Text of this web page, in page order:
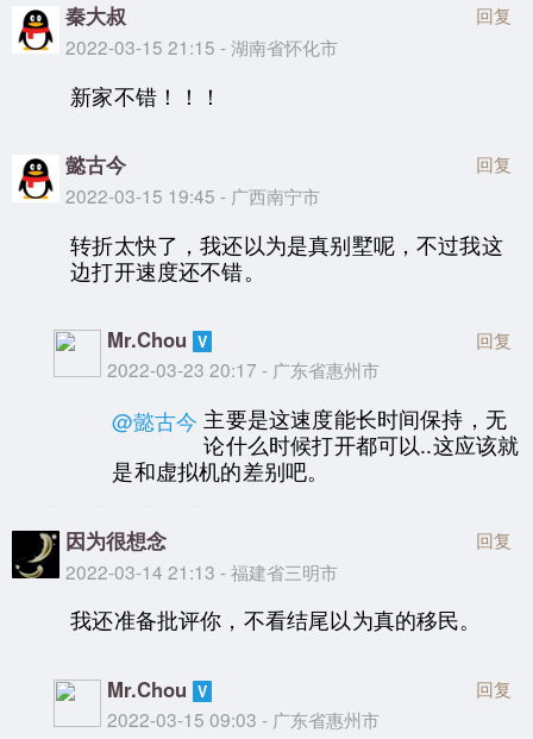
秦大叔
2022-03-15 21:15 - 湖南省怀化市
回复
新家不错！！！
懿古今
2022-03-15 19:45 - 广西南宁市
回复
转折太快了，我还以为是真别墅呢，不过我这
边打开速度还不错。
Mr.Chou
2022-03-23 20:17 - 广东省惠州市
回复
@懿古今 主要是这速度能长时间保持，无
论什么时候打开都可以..这应该就
是和虚拟机的差别吧。
因为很想念
2022-03-14 21:13 - 福建省三明市
回复
我还准备批评你，不看结尾以为真的移民。
Mr.Chou
2022-03-15 09:03 - 广东省惠州市
回复